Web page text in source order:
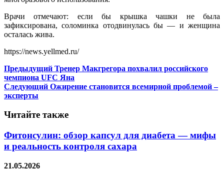
Врачи отмечают: если бы крышка чашки не была
зафиксирована, соломинка отодвинулась бы — и женщина
осталась жива.
https://news.yellmed.ru/
Предыдущий Тренер Макгрегора похвалил российского
чемпиона UFC Яна
Следующий Ожирение становится всемирной проблемой –
эксперты
Читайте также
Фитонсулин: обзор капсул для диабета — мифы
и реальность контроля сахара
21.05.2026